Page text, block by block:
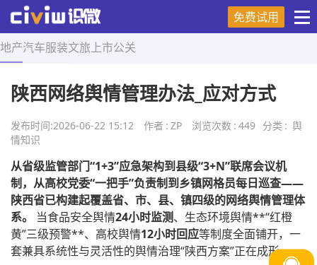
免费试用
地产汽车服装文旅 上市公关
首页 > 舆情知识 > 正文
陕西网络舆情管理办法_应对方式
发布时间:2026-06-22 15:12 作者 : ZP 浏览次数 : 449 分类 : 舆
情知识
从省级监管部门“1+3”应急架构到县级“3+N”联席会议机
制，从高校党委“一把手”负责制到乡镇网格员每日巡查——
陕西省已构建起覆盖省、市、县、镇四级的网络舆情管理体
系。
当食品安全舆情24小时监测、生态环境舆情**“红橙
黄”三级预警**、高校舆情12小时回应等制度全面铺开，一
套兼具系统性与灵活性的舆情治理“陕西方案”正在成形。